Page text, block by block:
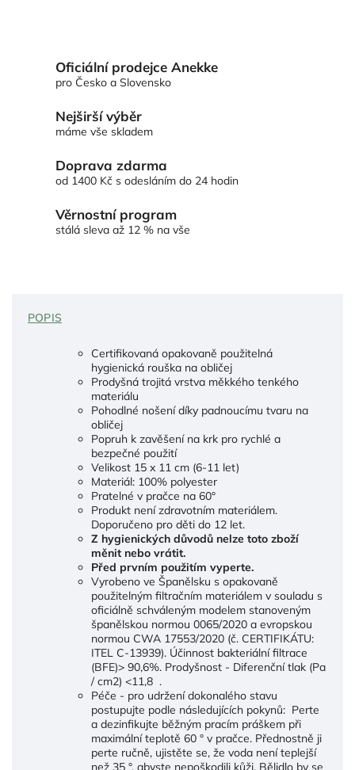
Oficiální prodejce Anekke
pro Česko a Slovensko
Nejširší výběr
máme vše skladem
Doprava zdarma
od 1400 Kč s odesláním do 24 hodin
Věrnostní program
stálá sleva až 12 % na vše
POPIS
Certifikovaná opakovaně použitelná
hygienická rouška na obličej
Prodyšná trojitá vrstva měkkého tenkého
materiálu
Pohodlné nošení díky padnoucímu tvaru na
obličej
Popruh k zavěšení na krk pro rychlé a
bezpečné použití
Velikost 15 x 11 cm (6-11 let)
Materiál: 100% polyester
Pratelné v pračce na 60°
Produkt není zdravotním materiálem.
Doporučeno pro děti do 12 let.
Z hygienických důvodů nelze toto zboží
měnit nebo vrátit.
Před prvním použitím vyperte.
Vyrobeno ve Španělsku s opakovaně
použitelným filtračním materiálem v souladu s
oficiálně schváleným modelem stanoveným
španělskou normou 0065/2020 a evropskou
normou CWA 17553/2020 (č. CERTIFIKÁTU:
ITEL C-13939). Účinnost bakteriální filtrace
(BFE)> 90,6%. Prodyšnost - Diferenční tlak (Pa
/ cm2) <11,8 .
Péče - pro udržení dokonalého stavu
postupujte podle následujících pokynů: Perte
a dezinfikujte běžným pracím práškem při
maximální teplotě 60 ° v pračce. Přednostně ji
perte ručně, ujistěte se, že voda není teplejší